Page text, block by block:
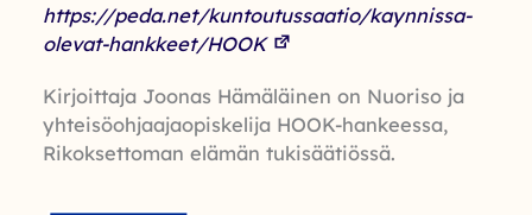
https://peda.net/kuntoutussaatio/kaynnissa-
olevat-hankkeet/HOOK
Kirjoittaja Joonas Hämäläinen on Nuoriso ja
yhteisöohjaajaopiskelija HOOK-hankeessa,
Rikoksettoman elämän tukisäätiössä.